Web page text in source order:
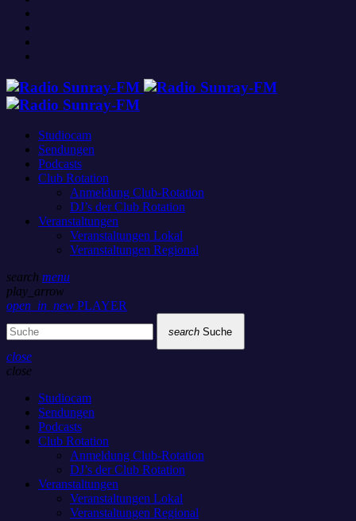
Studiocam
Sendungen
Podcasts
Club Rotation
Anmeldung Club-Rotation
DJ’s der Club Rotation
Veranstaltungen
Veranstaltungen Lokal
Veranstaltungen Regional
search menu
play_arrow
open_in_new PLAYER
search Suche
close
close
Studiocam
Sendungen
Podcasts
Club Rotation
Anmeldung Club-Rotation
DJ’s der Club Rotation
Veranstaltungen
Veranstaltungen Lokal
Veranstaltungen Regional